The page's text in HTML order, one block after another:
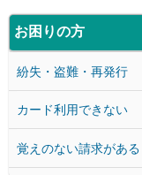
お困りの方
紛失・盗難・再発行
カード利用できない
覚えのない請求がある